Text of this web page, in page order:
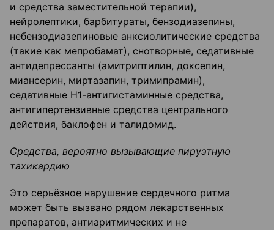
и средства заместительной терапии),
нейролептики, барбитураты, бензодиазепины,
небензодиазепиновые анксиолитические средства
(такие как мепробамат), снотворные, седативные
антидепрессанты (амитриптилин, доксепин,
миансерин, миртазапин, тримипрамин),
седативные Н1-антигистаминные средства,
антигипертензивные средства центрального
действия, баклофен и талидомид.
Средства, вероятно вызывающие пируэтную
тахикардию
Это серьёзное нарушение сердечного ритма
может быть вызвано рядом лекарственных
препаратов, антиаритмических и не